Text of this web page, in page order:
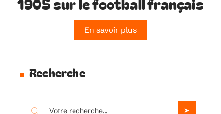
En savoir plus
Recherche